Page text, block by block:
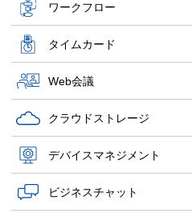
ワークフロー
タイムカード
Web会議
クラウドストレージ
デバイスマネジメント
ビジネスチャット